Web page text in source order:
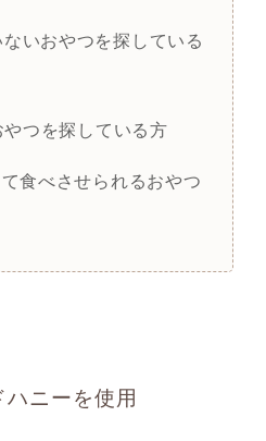
いおやつを探している
つを探している方
食べさせられるおやつ
ニーを使用